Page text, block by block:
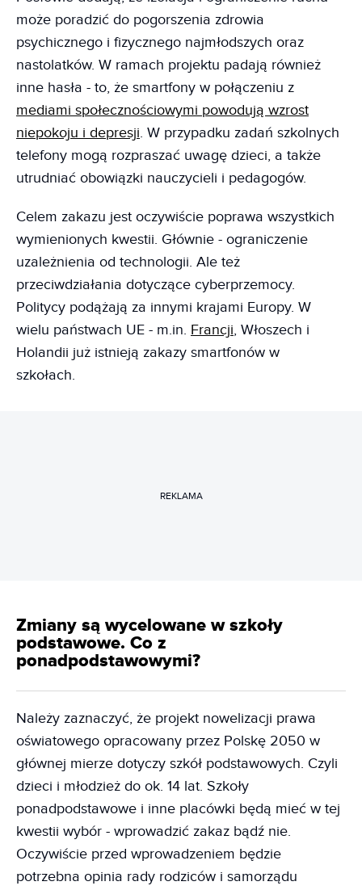
może poradzić do pogorszenia zdrowia
psychicznego i fizycznego najmłodszych oraz
nastolatków. W ramach projektu padają również
inne hasła - to, że smartfony w połączeniu z
mediami społecznościowymi powodują wzrost
niepokoju i depresji. W przypadku zadań szkolnych
telefony mogą rozpraszać uwagę dzieci, a także
utrudniać obowiązki nauczycieli i pedagogów.
Celem zakazu jest oczywiście poprawa wszystkich
wymienionych kwestii. Głównie - ograniczenie
uzależnienia od technologii. Ale też
przeciwdziałania dotyczące cyberprzemocy.
Politycy podążają za innymi krajami Europy. W
wielu państwach UE - m.in. Francji, Włoszech i
Holandii już istnieją zakazy smartfonów w
szkołach.
REKLAMA
Zmiany są wycelowane w szkoły
podstawowe. Co z
ponadpodstawowymi?
Należy zaznaczyć, że projekt nowelizacji prawa
oświatowego opracowany przez Polskę 2050 w
głównej mierze dotyczy szkół podstawowych. Czyli
dzieci i młodzież do ok. 14 lat. Szkoły
ponadpodstawowe i inne placówki będą mieć w tej
kwestii wybór - wprowadzić zakaz bądź nie.
Oczywiście przed wprowadzeniem będzie
potrzebna opinia rady rodziców i samorządu